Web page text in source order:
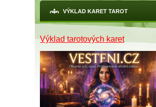
VÝKLAD KARET TAROT
Výklad tarotových karet